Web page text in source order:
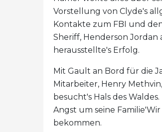
Vorstellung von Clyde's
Kontakte zum FBI und
Sheriff, Henderson Jordan
herausstellte's Erfolg.
Mit Gault an Bord für die
Mitarbeiter, Henry
besucht's Hals des
Angst um seine
bekommen.